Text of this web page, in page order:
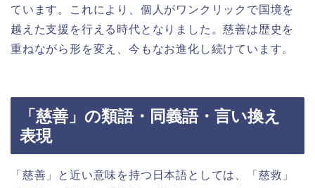
ています。これにより、個人がワンクリックで国境を
越えた支援を行える時代となりました。慈善は歴史を
重ねながら形を変え、今もなお進化し続けています。
「慈善」の類語・同義語・言い換え
表現
「慈善」と近い意味を持つ日本語としては、「慈救」